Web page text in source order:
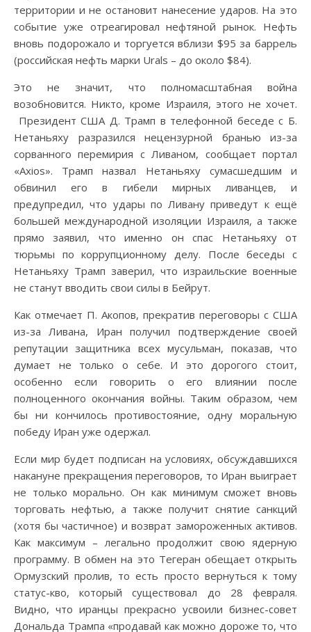
территории и не остановит нанесение ударов. На это
событие уже отреагировал нефтяной рынок. Нефть
вновь подорожало и торгуется вблизи $95 за баррель
(российская нефть марки Urals – до около $84).
Это не значит, что полномасштабная война
возобновится. Никто, кроме Израиля, этого не хочет.
Президент США Д. Трамп в телефонной беседе с Б.
Нетаньяху разразился нецензурной бранью из-за
сорванного перемирия с Ливаном, сообщает портал
«Axios». Трамп назвал Нетаньяху сумасшедшим и
обвинил его в гибели мирных ливанцев, и
предупредил, что удары по Ливану приведут к ещё
большей международной изоляции Израиля, а также
прямо заявил, что именно он спас Нетаньяху от
тюрьмы по коррупционному делу. После беседы с
Нетаньяху Трамп заверил, что израильские военные
не станут вводить свои силы в Бейрут.
Как отмечает П. Акопов, прекратив переговоры с США
из-за Ливана, Иран получил подтверждение своей
репутации защитника всех мусульман, показав, что
думает не только о себе. И это дорогого стоит,
особенно если говорить о его влиянии после
полноценного окончания войны. Таким образом, чем
бы ни кончилось противостояние, одну моральную
победу Иран уже одержал.
Если мир будет подписан на условиях, обсуждавшихся
накануне прекращения переговоров, то Иран выиграет
не только морально. Он как минимум сможет вновь
торговать нефтью, а также получит снятие санкций
(хотя бы частичное) и возврат замороженных активов.
Как максимум – легально продолжит свою ядерную
программу. В обмен на это Тегеран обещает открыть
Ормузский пролив, то есть просто вернуться к тому
статус-кво, который существовал до 28 февраля.
Видно, что иранцы прекрасно усвоили бизнес-совет
Дональда Трампа «продавай как можно дороже то, что